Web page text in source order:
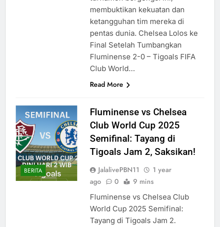
membuktikan kekuatan dan
ketangguhan tim mereka di
pentas dunia. Chelsea Lolos ke
Final Setelah Tumbangkan
Fluminense 2-0 – Tigoals FIFA
Club World…
Read More
BERITA
Fluminense vs Chelsea
Club World Cup 2025
Semifinal: Tayang di
Tigoals Jam 2, Saksikan!
JalalivePBN11
1 year
ago
0 9 mins
Fluminense vs Chelsea Club
World Cup 2025 Semifinal:
Tayang di Tigoals Jam 2.